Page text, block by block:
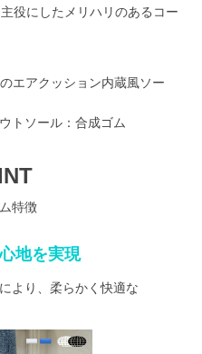
役にしたメリハリのあるコー
エアクッション内蔵風ソー
トソール：合成ゴム
特徴
地を実現
より、柔らかく快適な